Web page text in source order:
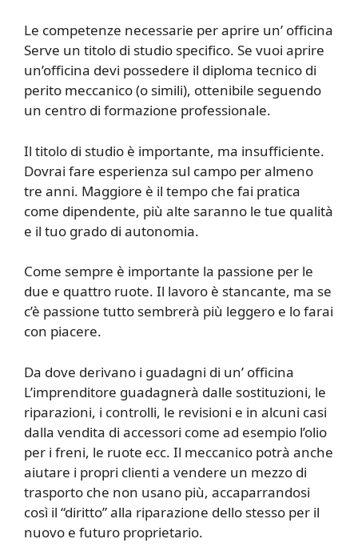
Le competenze necessarie per aprire un’ officina
Serve un titolo di studio specifico. Se vuoi aprire
un’officina devi possedere il diploma tecnico di
perito meccanico (o simili), ottenibile seguendo
un centro di formazione professionale.
Il titolo di studio è importante, ma insufficiente.
Dovrai fare esperienza sul campo per almeno
tre anni. Maggiore è il tempo che fai pratica
come dipendente, più alte saranno le tue qualità
e il tuo grado di autonomia.
Come sempre è importante la passione per le
due e quattro ruote. Il lavoro è stancante, ma se
c’è passione tutto sembrerà più leggero e lo farai
con piacere.
Da dove derivano i guadagni di un’ officina
L’imprenditore guadagnerà dalle sostituzioni, le
riparazioni, i controlli, le revisioni e in alcuni casi
dalla vendita di accessori come ad esempio l’olio
per i freni, le ruote ecc. Il meccanico potrà anche
aiutare i propri clienti a vendere un mezzo di
trasporto che non usano più, accaparrandosi
così il “diritto” alla riparazione dello stesso per il
nuovo e futuro proprietario.